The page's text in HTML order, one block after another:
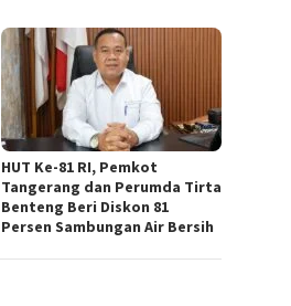
HUT Ke-81 RI, Pemkot
Tangerang dan Perumda Tirta
Benteng Beri Diskon 81
Persen Sambungan Air Bersih